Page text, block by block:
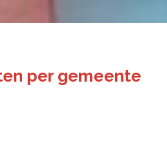
per gemeente